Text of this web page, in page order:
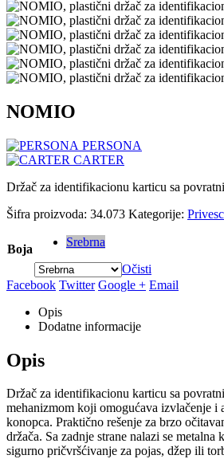
NOMIO
PERSONA
CARTER
Držač za identifikacionu karticu sa
Šifra proizvoda: 34.073 Kategorije:
Boja
Srebrna
Očisti
Facebook Twitter Google + Email
Opis
Dodatne informacije
Opis
Držač za identifikacionu karticu sa
mehanizmom koji omogućava izvlačenje i
konopca. Praktično rešenje za brzo
držača. Sa zadnje strane nalazi se metalna
sigurno pričvršćivanje za pojas, džep ili